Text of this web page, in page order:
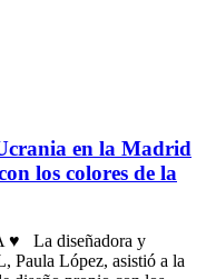
en la Madrid
los colores de la
♥ La diseñadora y
Paula López, asistió a la